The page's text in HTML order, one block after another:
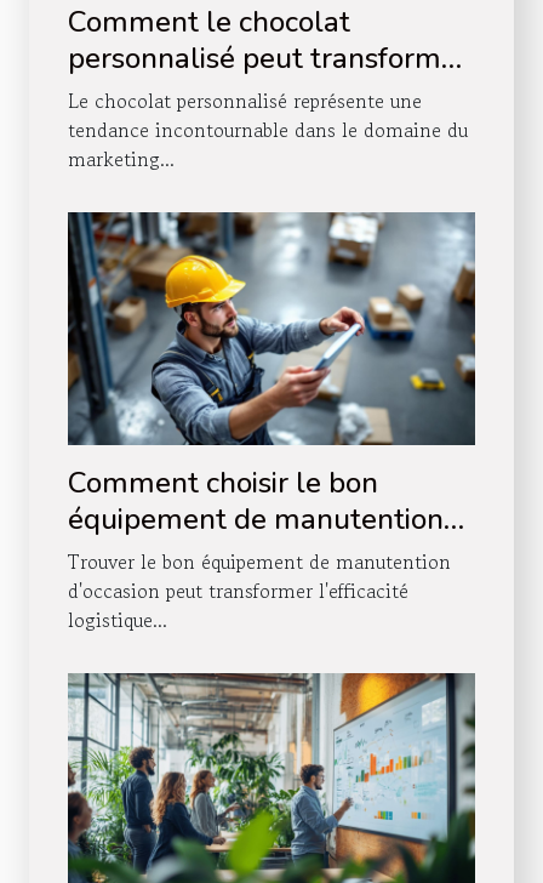
Comment le chocolat
personnalisé peut transformer
votre stratégie de marque ?
Le chocolat personnalisé représente une
tendance incontournable dans le domaine du
marketing...
Comment choisir le bon
équipement de manutention
d'occasion ?
Trouver le bon équipement de manutention
d'occasion peut transformer l'efficacité
logistique...